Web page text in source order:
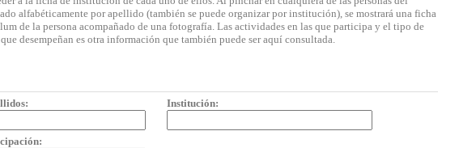
alfabéticamente por apellido (también se puede organizar por institución), se mostrará una ficha
de la persona acompañado de una fotografía. Las actividades en las que participa y el tipo de
desempeñan es otra información que también puede ser aquí consultada.
Institución: